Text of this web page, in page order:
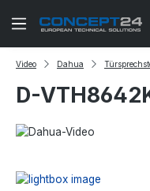
Zum Hauptinhalt springen
Video Dahua
D-